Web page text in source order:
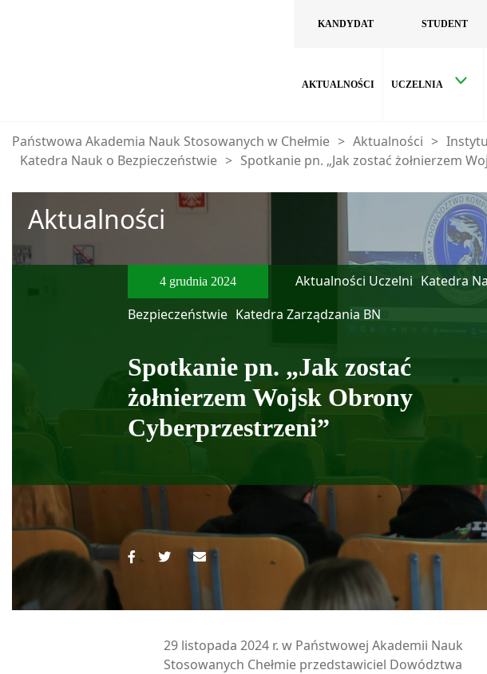
KANDYDAT STUDENT
AKTUALNOŚCI UCZELNIA
Państwowa Akademia Nauk Stosowanych w Chełmie > Aktualności >
Katedra Nauk o Bezpieczeństwie > Spotkanie pn. „Jak zostać żołnierzem
Aktualności
4 grudnia 2024 Aktualności Uczelni Katedra
Bezpieczeństwie Katedra Zarządzania BN
Spotkanie pn. „Jak zostać
żołnierzem Wojsk Obrony
Cyberprzestrzeni”
29 listopada 2024 r. w Państwowej Akademii Nauk
Stosowanych Chełmie przedstawiciel Dowództwa